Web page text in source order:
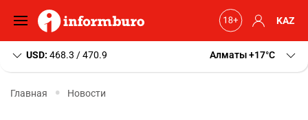
KAZ
USD: 468.3 / 470.9 Алматы+17 C
Главная Новости